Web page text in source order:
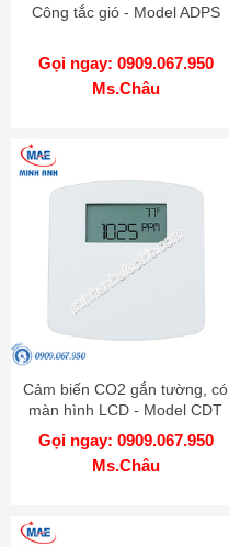
Công tắc gió - Model ADPS
Gọi ngay: 0909.067.950
Ms.Châu
Cảm biến CO2 gắn tường, có
màn hình LCD - Model CDT
LCD (wall)
Gọi ngay: 0909.067.950
Ms.Châu